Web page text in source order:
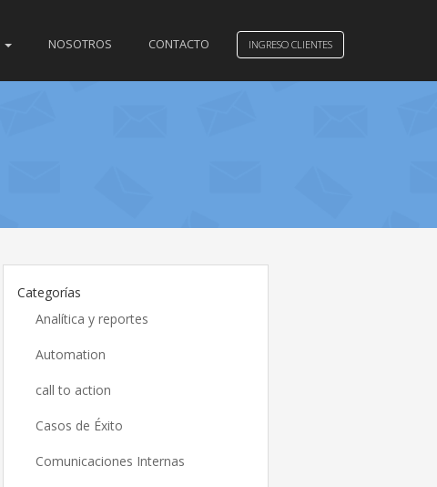
INGRESO CLIENTES
NOSOTROS CONTACTO
Categorías
Analítica y reportes
Automation
call to action
Casos de Éxito
Comunicaciones Internas